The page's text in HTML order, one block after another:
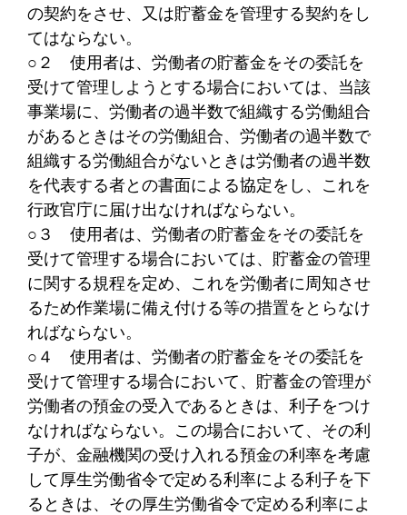
の契約をさせ、又は貯蓄金を管理する契約をし
てはならない。
○２ 使用者は、労働者の貯蓄金をその委託を
受けて管理しようとする場合においては、当該
事業場に、労働者の過半数で組織する労働組合
があるときはその労働組合、労働者の過半数で
組織する労働組合がないときは労働者の過半数
を代表する者との書面による協定をし、これを
行政官庁に届け出なければならない。
○３ 使用者は、労働者の貯蓄金をその委託を
受けて管理する場合においては、貯蓄金の管理
に関する規程を定め、これを労働者に周知させ
るため作業場に備え付ける等の措置をとらなけ
ればならない。
○４ 使用者は、労働者の貯蓄金をその委託を
受けて管理する場合において、貯蓄金の管理が
労働者の預金の受入であるときは、利子をつけ
なければならない。この場合において、その利
子が、金融機関の受け入れる預金の利率を考慮
して厚生労働省令で定める利率による利子を下
るときは、その厚生労働省令で定める利率によ